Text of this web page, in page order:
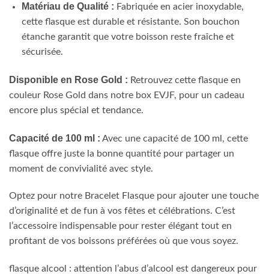
Matériau de Qualité : Fabriquée en acier inoxydable,
cette flasque est durable et résistante. Son bouchon
étanche garantit que votre boisson reste fraîche et
sécurisée.
Disponible en Rose Gold : Retrouvez cette flasque en
couleur Rose Gold dans notre box EVJF, pour un cadeau
encore plus spécial et tendance.
Capacité de 100 ml : Avec une capacité de 100 ml, cette
flasque offre juste la bonne quantité pour partager un
moment de convivialité avec style.
Optez pour notre Bracelet Flasque pour ajouter une touche
d’originalité et de fun à vos fêtes et célébrations. C’est
l’accessoire indispensable pour rester élégant tout en
profitant de vos boissons préférées où que vous soyez.
flasque alcool : attention l’abus d’alcool est dangereux pour